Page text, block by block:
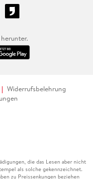
Widerrufsbelehrung
die das Lesen aber nicht
als solche gekennzeichnet.
zu Preissenkungen beziehen